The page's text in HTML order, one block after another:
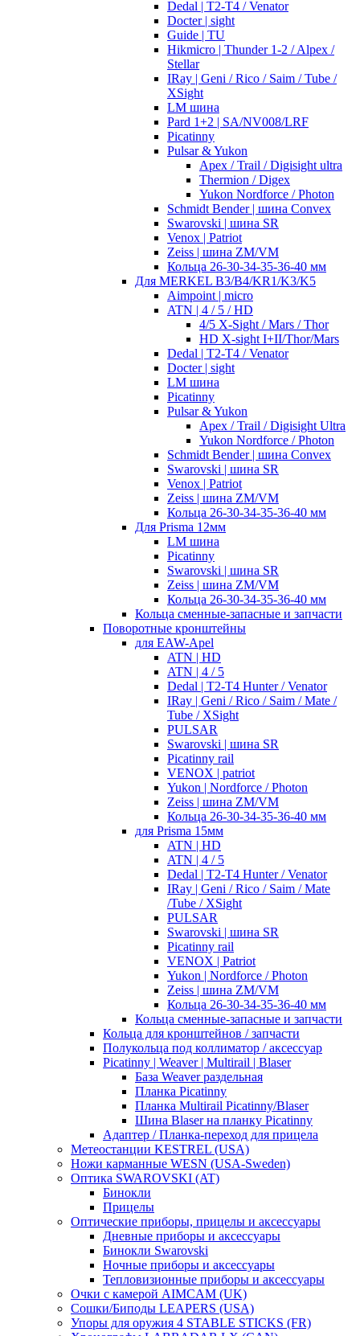
Dedal | T2-T4 / Venator
Docter | sight
Guide | TU
Hikmicro | Thunder 1-2 / Alpex /
Stellar
IRay | Geni / Rico / Saim / Tube /
XSight
LM шина
Pard 1+2 | SA/NV008/LRF
Picatinny
Pulsar & Yukon
Apex / Trail / Digisight ultra
Thermion / Digex
Yukon Nordforce / Photon
Schmidt Bender | шина Convex
Swarovski | шина SR
Venox | Patriot
Zeiss | шина ZM/VM
Кольца 26-30-34-35-36-40 мм
Для MERKEL B3/B4/KR1/K3/K5
Aimpoint | micro
ATN | 4 / 5 / HD
4/5 X-Sight / Mars / Thor
HD X-sight I+II/Thor/Mars
Dedal | T2-T4 / Venator
Docter | sight
LM шина
Picatinny
Pulsar & Yukon
Apex / Trail / Digisight Ultra
Yukon Nordforce / Photon
Schmidt Bender | шина Convex
Swarovski | шина SR
Venox | Patriot
Zeiss | шина ZM/VM
Кольца 26-30-34-35-36-40 мм
Для Prisma 12мм
LM шина
Picatinny
Swarovski | шина SR
Zeiss | шина ZM/VM
Кольца 26-30-34-35-36-40 мм
Кольца сменные-запасные и запчасти
Поворотные кронштейны
для EAW-Apel
ATN | HD
ATN | 4 / 5
Dedal | T2-T4 Hunter / Venator
IRay | Geni / Rico / Saim / Mate /
Tube / XSight
PULSAR
Swarovski | шина SR
Picatinny rail
VENOX | patriot
Yukon | Nordforce / Photon
Zeiss | шина ZM/VM
Кольца 26-30-34-35-36-40 мм
для Prisma 15мм
ATN | HD
ATN | 4 / 5
Dedal | T2-T4 Hunter / Venator
IRay | Geni / Rico / Saim / Mate
/Tube / XSight
PULSAR
Swarovski | шина SR
Picatinny rail
VENOX | Patriot
Yukon | Nordforce / Photon
Zeiss | шина ZM/VM
Кольца 26-30-34-35-36-40 мм
Кольца сменные-запасные и запчасти
Кольца для кронштейнов / запчасти
Полукольца под коллиматор / аксессуар
Picatinny | Weaver | Multirail | Blaser
База Weaver раздельная
Планка Picatinny
Планка Multirail Picatinny/Blaser
Шина Blaser на планку Picatinny
Адаптер / Планка-переход для прицела
Метеостанции KESTREL (USA)
Ножи карманные WESN (USA-Sweden)
Оптика SWAROVSKI (AT)
Бинокли
Прицелы
Оптические приборы, прицелы и аксессуары
Дневные приборы и аксессуары
Бинокли Swarovski
Ночные приборы и аксессуары
Тепловизионные приборы и аксессуары
Очки с камерой AIMCAM (UK)
Сошки/Биподы LEAPERS (USA)
Упоры для оружия 4 STABLE STICKS (FR)